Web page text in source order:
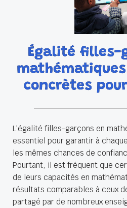
Égalité filles-
concrètes
L'égalité filles-garçons en
essentiel pour garantir à
les mêmes chances de
Pourtant, il est fréquent que
de leurs capacités en
résultats comparables à ceux
partagé par de nombreux